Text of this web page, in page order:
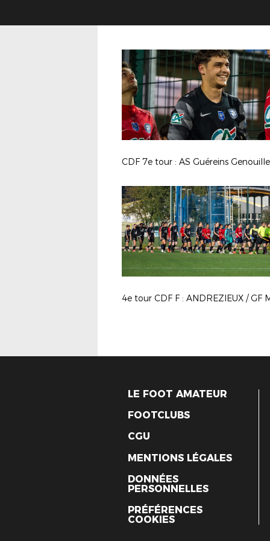
LE FOOT AMATEUR
FOOTCLUBS
CGU
MENTIONS LÉGALES
DONNÉES
PERSONNELLES
PRÉFÉRENCES
COOKIES